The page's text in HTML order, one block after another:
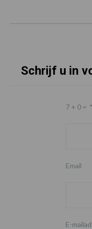
Schrijf u in
7 + 0 = *
Email
E-